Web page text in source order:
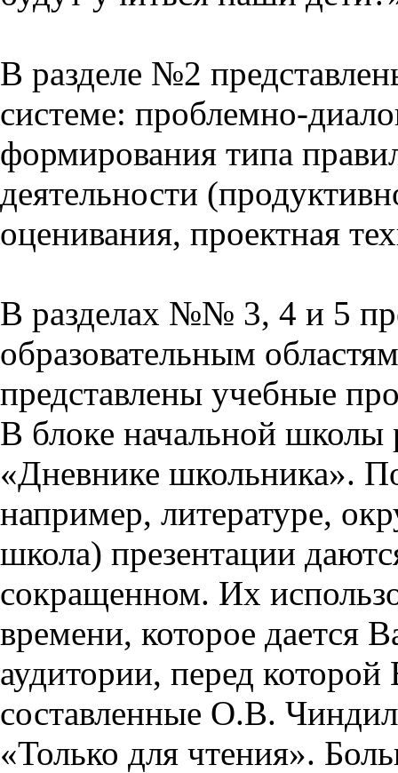
В разделе №2
системе: проблемно-
формирования типа
деятельности
оценивания, проектная
В разделах №№ 3, 4 и 5
образовательным
представлены учебные
В блоке начальной школы
«Дневнике школьника».
например, литературе,
школа) презентации
сокращенном. Их
времени, которое дается
аудитории, перед
составленные О.В.
«Только для чтения».